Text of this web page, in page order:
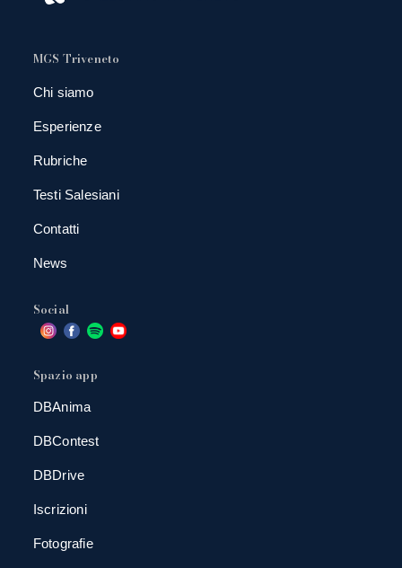
MGS Triveneto
Chi siamo
Esperienze
Rubriche
Testi Salesiani
Contatti
News
Social
Spazio app
DBAnima
DBContest
DBDrive
Iscrizioni
Fotografie